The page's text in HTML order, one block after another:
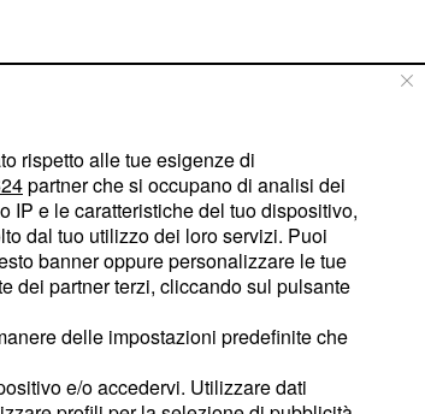
rispetto alle tue esigenze di
partner che si occupano di analisi dei
IP e le caratteristiche del tuo dispositivo,
dal tuo utilizzo dei loro servizi. Puoi
banner oppure personalizzare le tue
dei partner terzi, cliccando sul pulsante
delle impostazioni predefinite che
e/o accedervi. Utilizzare dati